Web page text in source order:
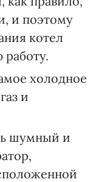
и поэтому
котел
холодное
и
шумный и